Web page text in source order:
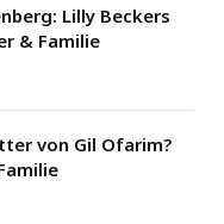
Lilly Beckers
& Familie
von Gil Ofarim?